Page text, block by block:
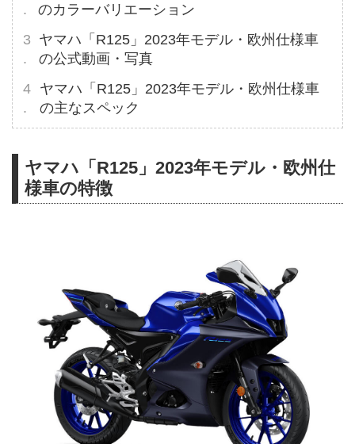
のカラーバリエーション
ヤマハ「R125」2023年モデル・欧州仕様車
の公式動画・写真
ヤマハ「R125」2023年モデル・欧州仕様車
の主なスペック
ヤマハ「R125」2023年モデル・欧州仕
様車の特徴